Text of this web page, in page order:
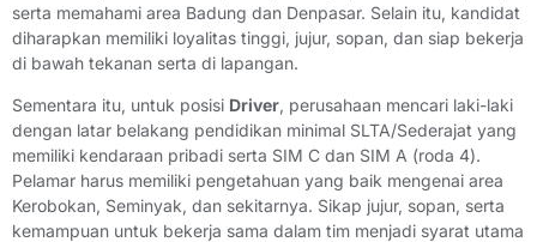
serta memahami area Badung dan Denpasar. Selain itu, kandidat
diharapkan memiliki loyalitas tinggi, jujur, sopan, dan siap bekerja
di bawah tekanan serta di lapangan.
Sementara itu, untuk posisi Driver, perusahaan mencari laki-laki
dengan latar belakang pendidikan minimal SLTA/Sederajat yang
memiliki kendaraan pribadi serta SIM C dan SIM A (roda 4).
Pelamar harus memiliki pengetahuan yang baik mengenai area
Kerobokan, Seminyak, dan sekitarnya. Sikap jujur, sopan, serta
kemampuan untuk bekerja sama dalam tim menjadi syarat utama